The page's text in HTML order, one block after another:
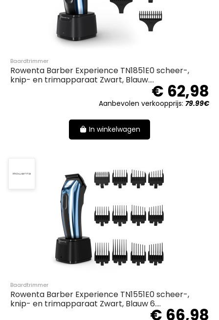
Baardtrimmer
Rowenta Barber Experience TN1851E0 scheer-,
knip- en trimapparaat Zwart, Blauw....
€ 62,98
Aanbevolen verkoopprijs: 79.99€
In winkelwagen
Baardtrimmer
Rowenta Barber Experience TN1551E0 scheer-,
knip- en trimapparaat Zwart, Blauw 6....
€ 66,98